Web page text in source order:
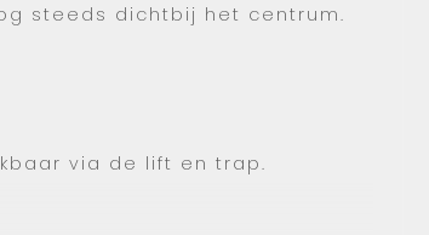
steeds dichtbij het centrum.
via de lift en trap.